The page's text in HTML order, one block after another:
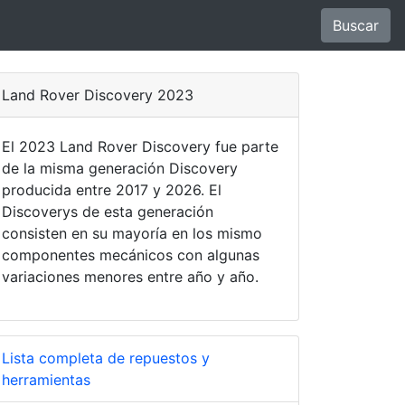
Buscar
Land Rover Discovery 2023
El 2023 Land Rover Discovery fue parte
de la misma generación Discovery
producida entre 2017 y 2026. El
Discoverys de esta generación
consisten en su mayoría en los mismo
componentes mecánicos con algunas
variaciones menores entre año y año.
Lista completa de repuestos y
herramientas